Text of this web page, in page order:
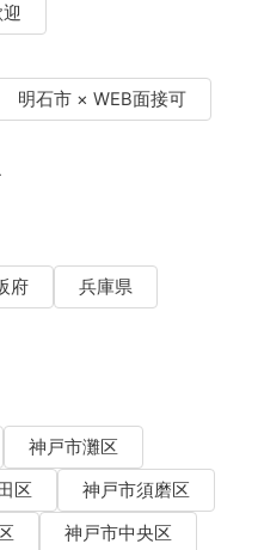
明石市 × WEB面接可
府
兵庫県
神戸市灘区
区
神戸市須磨区
神戸市中央区